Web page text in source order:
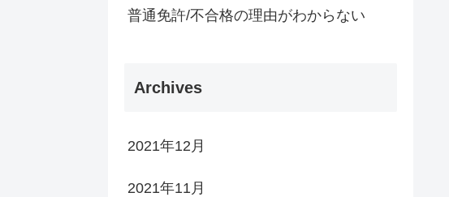
普通免許/不合格の理由がわからない
Archives
2021年12月
2021年11月